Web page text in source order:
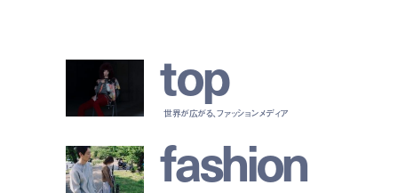
top
世界が広がる、ファッションメディア
fashion